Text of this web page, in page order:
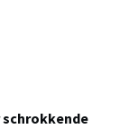
schrokkende